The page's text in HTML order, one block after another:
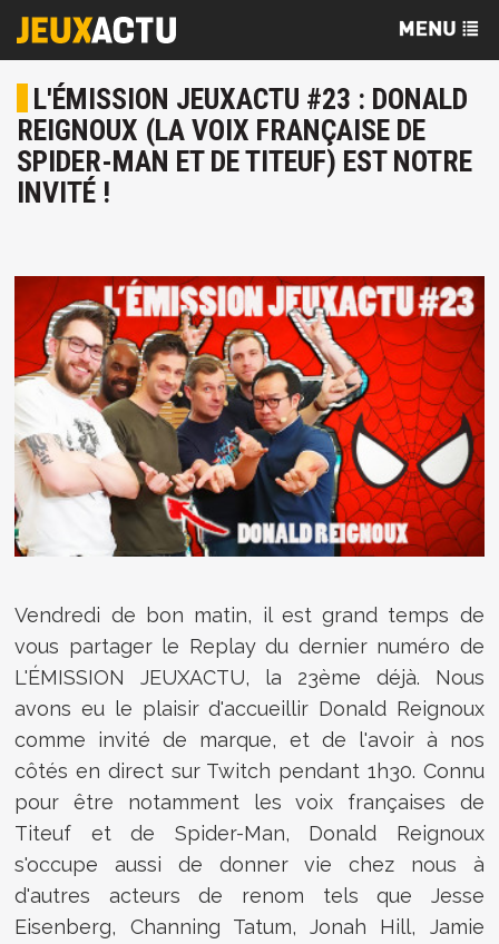
L'ÉMISSION JEUXACTU #23 : DONALD
REIGNOUX (LA VOIX FRANÇAISE DE
SPIDER-MAN ET DE TITEUF) EST NOTRE
INVITÉ !
Vendredi de bon matin, il est grand temps de
vous partager le Replay du dernier numéro de
L'ÉMISSION JEUXACTU, la 23ème déjà. Nous
avons eu le plaisir d'accueillir Donald Reignoux
comme invité de marque, et de l'avoir à nos
côtés en direct sur Twitch pendant 1h30. Connu
pour être notamment les voix françaises de
Titeuf et de Spider-Man, Donald Reignoux
s'occupe aussi de donner vie chez nous à
d'autres acteurs de renom tels que Jesse
Eisenberg, Channing Tatum, Jonah Hill, Jamie